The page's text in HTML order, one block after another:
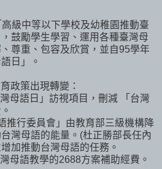
級中等以下學校及幼稚園推動臺
鼓勵學生學習、運用各種臺灣母
尊重、包容及欣賞，並自95學年
日」。
政策出現轉變：
母語日」訪視項目，刪減 「台灣
推行委員會」由教育部三級機構降
灣母語的能量。(杜正勝部長任內
加推動台灣母語的任務。
母語教學的2688方案補助經費。